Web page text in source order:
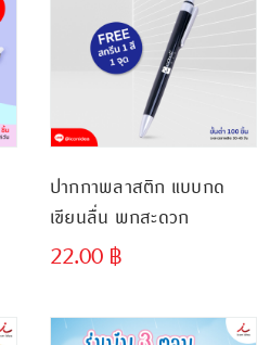
ปากกาพลาสติก แบบกด
เขียนลื่น พกสะดวก
22.00 ฿